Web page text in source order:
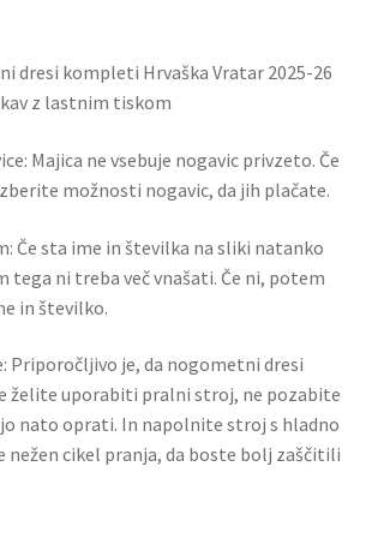
dresi kompleti Hrvaška Vratar 2025-26
z lastnim tiskom
Majica ne vsebuje nogavic privzeto. Če
možnosti nogavic, da jih plačate.
Če sta ime in številka na sliki natanko
tega ni treba več vnašati. Če ni, potem
in številko.
Priporočljivo je, da nogometni dresi
želite uporabiti pralni stroj, ne pozabite
nato oprati. In napolnite stroj s hladno
nežen cikel pranja, da boste bolj zaščitili